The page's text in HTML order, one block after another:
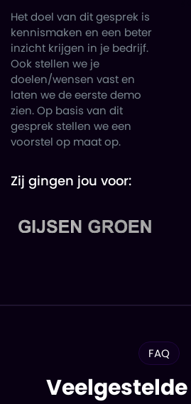
Het doel van dit gesprek is
kennismaken en een beter
inzicht krijgen in je bedrijf.
Ook stellen we je
doelen/wensen vast en
laten we de eerste demo
zien. Op basis van dit
gesprek stellen we een
voorstel op maat op.
Zij gingen jou voor:
FAQ